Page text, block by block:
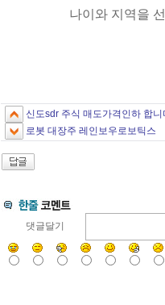
나이와 지역을 선택하
신도sdr 주식 매도가격인하 합니
로봇 대장주 레인보우로보틱스
댓글달기